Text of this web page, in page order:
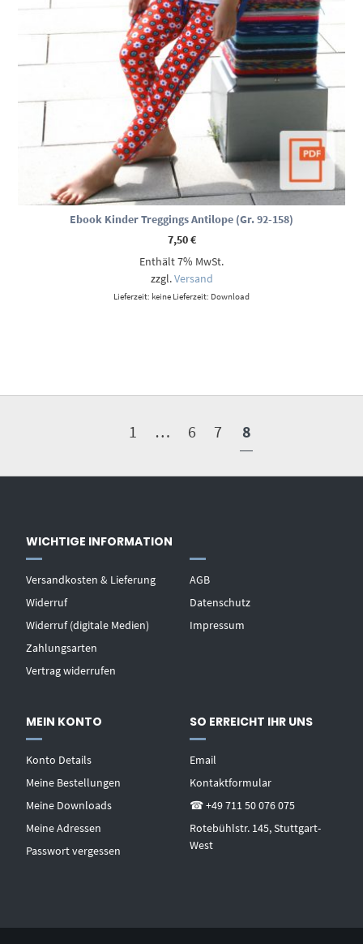
Ebook Kinder Treggings Antilope (Gr. 92-158)
7,50€
Enthält 7% MwSt.
zzgl.Versand
Lieferzeit: keine Lieferzeit: Download
1 … 6 7 8
WICHTIGE INFORMATION
Versandkosten & Lieferung
Widerruf
Widerruf (digitale Medien)
Zahlungsarten
Vertrag widerrufen
AGB
Datenschutz
Impressum
MEIN KONTO
Konto Details
Meine Bestellungen
Meine Downloads
Meine Adressen
Passwort vergessen
SO ERREICHT IHR UNS
Email
Kontaktformular
☎ +49 711 50 076 075
Rotebühlstr. 145, Stuttgart-
West